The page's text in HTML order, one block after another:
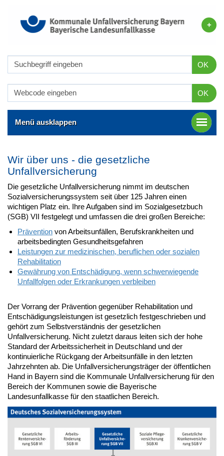
OK
OK
Menü ausklappen
Wir über uns - die gesetzliche
Unfallversicherung
Die gesetzliche Unfallversicherung nimmt im deutschen
Sozialversicherungssystem seit über 125 Jahren einen
wichtigen Platz ein. Ihre Aufgaben sind im Sozialgesetzbuch
(SGB) VII festgelegt und umfassen die drei großen Bereiche:
Prävention von Arbeitsunfällen, Berufskrankheiten und
arbeitsbedingten Gesundheitsgefahren
Leistungen zur medizinischen, beruflichen oder sozialen
Rehabilitation
Gewährung von Entschädigung, wenn schwerwiegende
Unfallfolgen oder Erkrankungen verbleiben
Der Vorrang der Prävention gegenüber Rehabilitation und
Entschädigungsleistungen ist gesetzlich festgeschrieben und
gehört zum Selbstverständnis der gesetzlichen
Unfallversicherung. Nicht zuletzt daraus leiten sich der hohe
Standard der Arbeitssicherheit in Deutschland und der
kontinuierliche Rückgang der Arbeitsunfälle in den letzten
Jahrzehnten ab. Die Unfallversicherungsträger der öffentlichen
Hand in Bayern sind die Kommunale Unfallversicherung für den
Bereich der Kommunen sowie die Bayerische
Landesunfallkasse für den staatlichen Bereich.